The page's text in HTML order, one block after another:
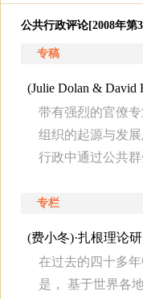
公共行政评论[2008年第
专稿
(Julie Dolan & David
带有强烈的官僚
组织的起源与发
行政中通过公共
专栏
(费小冬)·扎根理论
在过去的四十多
是， 基于世界各